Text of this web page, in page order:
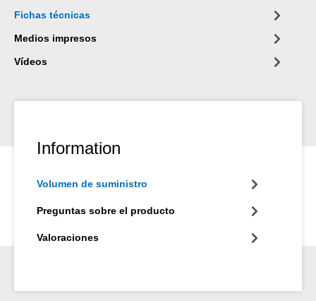
Fichas técnicas
Medios impresos
Vídeos
Information
Volumen de suministro
Preguntas sobre el producto
Valoraciones